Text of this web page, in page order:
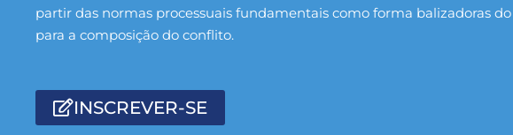
partir das normas processuais fundamentais como forma balizadoras
para a composição do conflito.
INSCREVER-SE